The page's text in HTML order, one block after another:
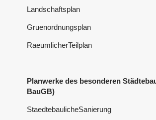
Landschaftsplan
Gruenordnungsplan
RaeumlicherTeilplan
Planwerke des besonderen
BauGB)
StaedtebaulicheSanierung